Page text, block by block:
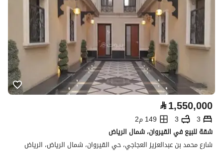
⃁1,550,000
3
3
149 م2
شقة للبيع في القيروان، شمال الرياض
شارع محمد بن عبدالعزيز العجاجي، حي القيروان، شمال الرياض، الرياض